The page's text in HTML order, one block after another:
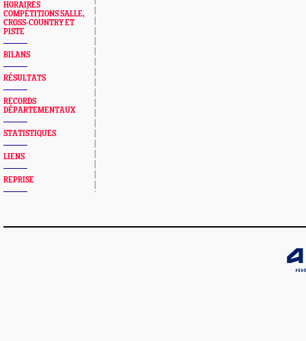
HORAIRES
COMPÉTITIONS SALLE,
CROSS-COUNTRY ET
PISTE
BILANS
RÉSULTATS
RECORDS
DÉPARTEMENTAUX
STATISTIQUES
LIENS
REPRISE